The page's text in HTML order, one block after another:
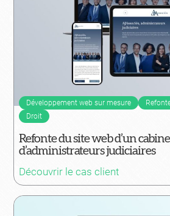
Développement web sur mesure
Droit
Refonte du site web d’un
d’administrateurs judiciaires
Découvrir le cas client